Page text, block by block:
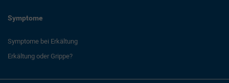
Symptome
Symptome bei Erkältung
Erkältung oder Grippe?